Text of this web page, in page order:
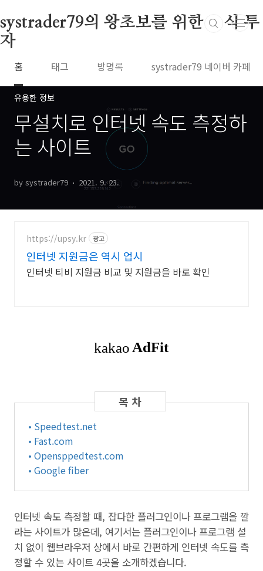
systrader79의 왕초보를 위한 주식 투
자
홈 태그 방명록 systrader79 네이버 카페
유용한 정보
무설치로 인터넷 속도 측정하
는 사이트
by systrader79 2021. 9. 23.
https://upsy.kr 광고
인터넷 지원금은 역시 업시
인터넷 티비 지원금 비교 및 지원금을 바로 확인
• Speedtest.net
• Fast.com
• Opensppedtest.com
• Google fiber
인터넷 속도 측정할 때, 잡다한 플러그인이나 프로그램을 깔
라는 사이트가 많은데, 여기서는 플러그인이나 프로그램 설
치 없이 웹브라우저 상에서 바로 간편하게 인터넷 속도를 측
정할 수 있는 사이트 4곳을 소개하겠습니다.